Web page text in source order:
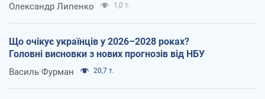
Олександр Липенко 1,0 т.
Що очікує українців у 2026–2028 роках?
Головні висновки з нових прогнозів від НБУ
Василь Фурман 20,7 т.